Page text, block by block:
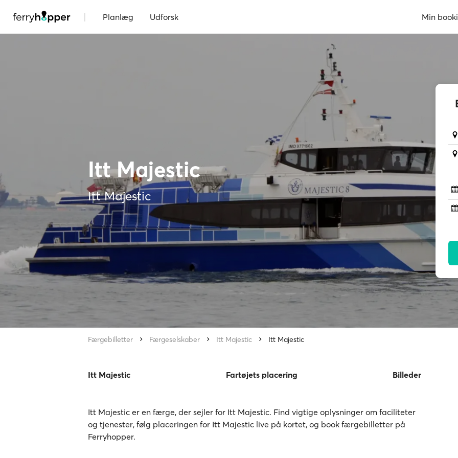
| Planlæg Udforsk Min
Itt Majestic
Itt Majestic
Færgebilletter Færgeselskaber Itt Majestic Itt Majestic
Itt Majestic Fartøjets placering Billeder
Itt Majestic er en færge, der sejler for Itt Majestic. Find vigtige oplysninger om faciliteter
og tjenester, følg placeringen for Itt Majestic live på kortet, og book færgebilletter på
Ferryhopper.